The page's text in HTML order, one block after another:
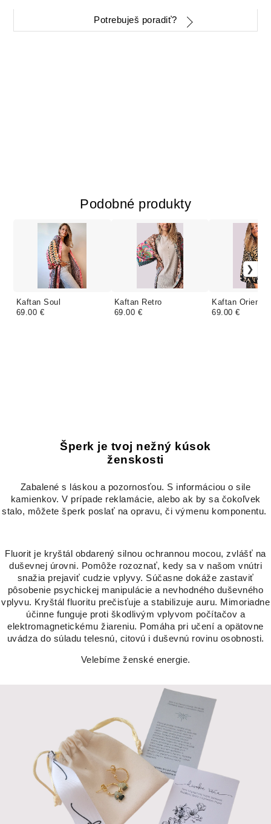
Potrebuješ poradiť?
Podobné produkty
Kaftan Soul
69.00 €
Kaftan Retro
69.00 €
Kaftan Orient
69.00 €
Šperk je tvoj nežný kúsok
ženskosti
Zabalené s láskou a pozornosťou. S informáciou o sile
kamienkov. V prípade reklamácie, alebo ak by sa čokoľvek
stalo, môžete šperk poslať na opravu, či výmenu komponentu.
Fluorit je kryštál obdarený silnou ochrannou mocou, zvlášť na
duševnej úrovni. Pomôže rozoznať, kedy sa v našom vnútri
snažia prejaviť cudzie vplyvy. Súčasne dokáže zastaviť
pôsobenie psychickej manipulácie a nevhodného duševného
vplyvu. Kryštál fluoritu prečisťuje a stabilizuje auru. Mimoriadne
účinne funguje proti škodlivým vplyvom počítačov a
elektromagnetickému žiareniu. Pomáha pri učení a opätovne
uvádza do súladu telesnú, citovú i duševnú rovinu osobnosti.
Velebíme ženské energie.